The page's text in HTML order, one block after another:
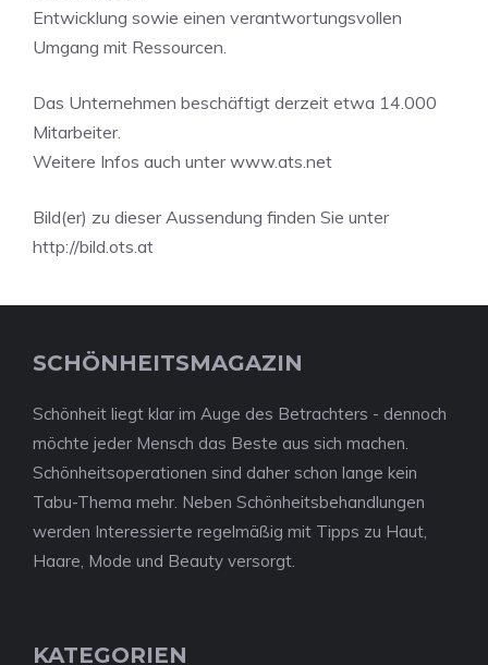
Entwicklung sowie einen verantwortungsvollen
Umgang mit Ressourcen.
Das Unternehmen beschäftigt derzeit etwa 14.000
Mitarbeiter.
Weitere Infos auch unter www.ats.net
Bild(er) zu dieser Aussendung finden Sie unter
http://bild.ots.at
SCHÖNHEITSMAGAZIN
Schönheit liegt klar im Auge des Betrachters - dennoch
möchte jeder Mensch das Beste aus sich machen.
Schönheitsoperationen sind daher schon lange kein
Tabu-Thema mehr. Neben Schönheitsbehandlungen
werden Interessierte regelmäßig mit Tipps zu Haut,
Haare, Mode und Beauty versorgt.
KATEGORIEN